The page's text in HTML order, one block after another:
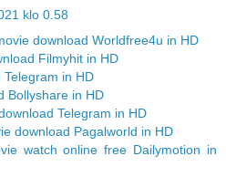
klo 0.58
download Worldfree4u in HD
Filmyhit in HD
in HD
Bollyshare in HD
Telegram in HD
download Pagalworld in HD
watch online free Dailymotion in